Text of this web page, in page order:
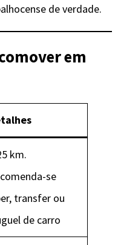
de verdade.
em
km.
se
transfer ou
de carro